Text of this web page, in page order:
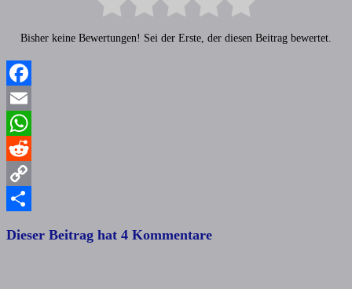
Bisher keine Bewertungen! Sei der Erste, der diesen Beitrag bewertet.
Facebook
Email
WhatsApp
Reddit
Copy
Dieser Beitrag hat 4 Kommentare